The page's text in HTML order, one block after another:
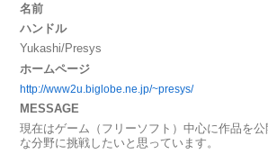
名前
ハンドル
Yukashi/Presys
ホームページ
http://www2u.biglobe.ne.jp/~presys/
MESSAGE
現在はゲーム（フリーソフト）中心に作品を
な分野に挑戦したいと思っています。